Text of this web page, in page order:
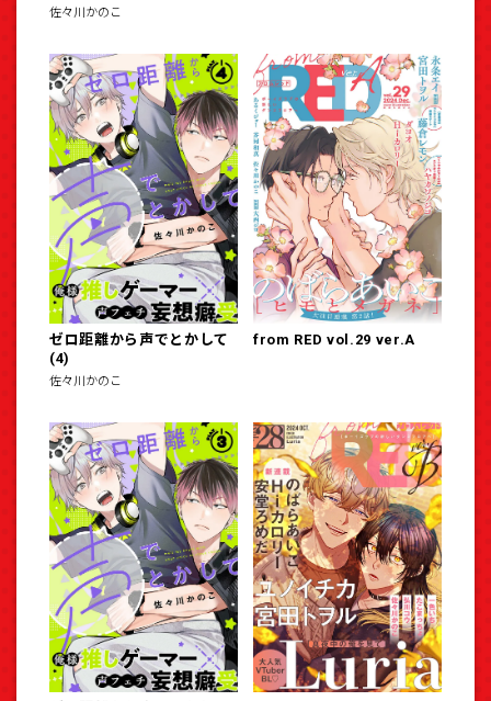
佐々川かのこ
ゼロ距離から声でとかして
(4)
佐々川かのこ
from RED vol.29 ver.A